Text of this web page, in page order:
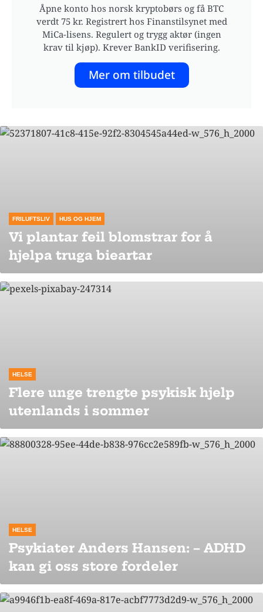
Åpne konto hos norsk kryptobørs og få BTC
verdt 75 kr. Registrert hos Finanstilsynet med
MiCa-lisens. Regulert og trygg aktør (ingen
krav til kjøp). Krever BankID verifisering.
Mer om tilbudet
FRILUFTSLIV HUS OG HJEM
Vi plantar feil blomstrar for å
hjelpa truga bieartar
HELSE
Flere unge trengte psykisk hjelp
utenlands i sommer
HELSE
Psykiater Anders Hansen: – ADHD
kan gi oss store fordeler